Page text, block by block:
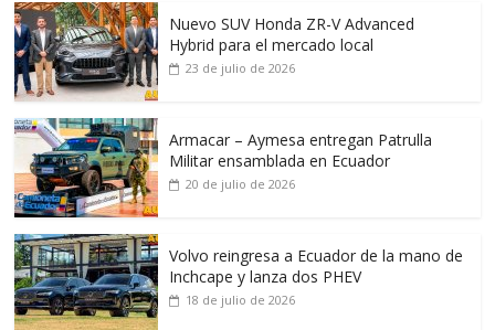
Nuevo SUV Honda ZR-V Advanced
Hybrid para el mercado local
23 de julio de 2026
Armacar – Aymesa entregan Patrulla
Militar ensamblada en Ecuador
20 de julio de 2026
Volvo reingresa a Ecuador de la mano de
Inchcape y lanza dos PHEV
18 de julio de 2026